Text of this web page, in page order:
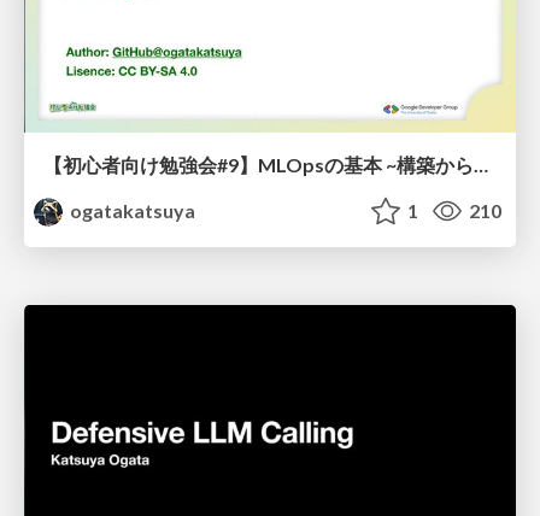
【初心者向け勉強会#9】MLOpsの基本 ~構築から運用まで~ / MLOps Basics: From Development to Operations
ogatakatsuya
1 210